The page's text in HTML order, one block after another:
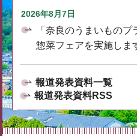
2026年8月7日
「奈良のうまいもの
惣菜フェアを実施しま
報道発表資料一覧
報道発表資料RSS